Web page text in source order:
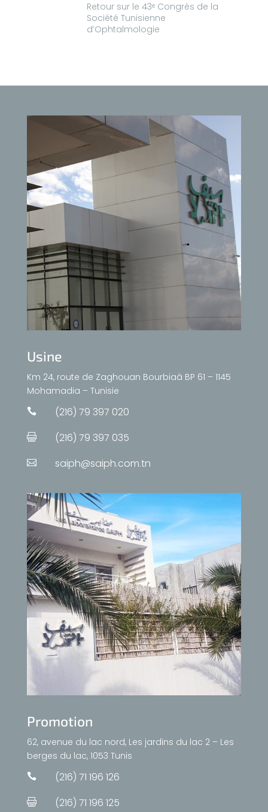
Retour sur le 43ᵉ Congrès de la
Société Tunisienne
d’Ophtalmologie
Usine
Km 24, route de Zaghouan Bourbiaâ BP 61 – 1145
Mohamadia – Tunisie
 (216) 79 397 020
 (216) 79 397 035
 saiph@saiph.com.tn
Promotion
62, avenue du lac nord, Les jardins du lac 2 – Les
berges du lac, 1053 Tunis
 (216) 71 196 126
 (216) 71 196 125